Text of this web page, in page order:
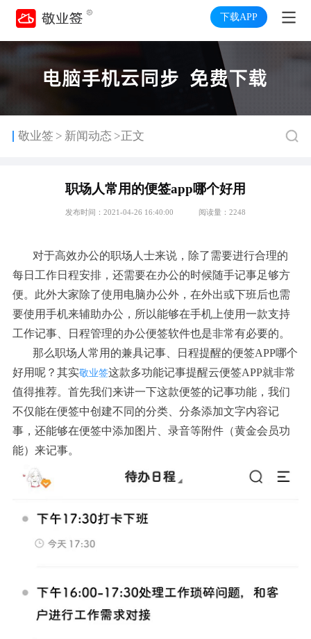
下载APP
敬业签 > 新闻动态 >正文
职场人常用的便签app哪个好用
发布时间：2021-04-26 16:40:00 阅读量：2248
对于高效办公的职场人士来说，除了需要进行合理的
每日工作日程安排，还需要在办公的时候随手记事足够方
便。此外大家除了使用电脑办公外，在外出或下班后也需
要使用手机来辅助办公，所以能够在手机上使用一款支持
工作记事、日程管理的办公便签软件也是非常有必要的。
那么职场人常用的兼具记事、日程提醒的便签APP哪个
好用呢？其实敬业签这款多功能记事提醒云便签APP就非常
值得推荐。首先我们来讲一下这款便签的记事功能，我们
不仅能在便签中创建不同的分类、分条添加文字内容记
事，还能够在便签中添加图片、录音等附件（黄金会员功
能）来记事。